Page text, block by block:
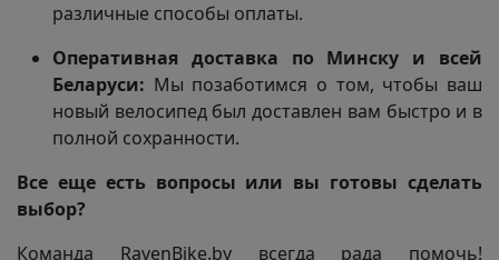
различные способы оплаты.
Оперативная доставка по Минску и всей
Беларуси: Мы позаботимся о том, чтобы ваш
новый велосипед был доставлен вам быстро и в
полной сохранности.
Все еще есть вопросы или вы готовы сделать
выбор?
Команда RavenBike.by всегда рада помочь!